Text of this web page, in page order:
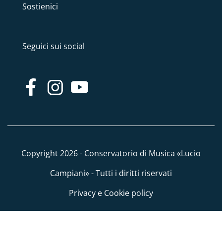
Sostienici
Seguici sui social
Copyright 2026 - Conservatorio di Musica «Lucio
Campiani» - Tutti i diritti riservati
Privacy e Cookie policy